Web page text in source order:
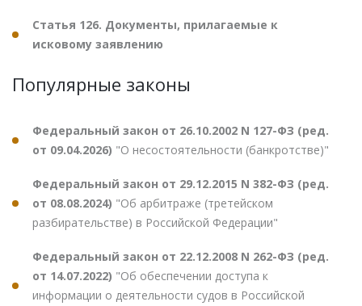
Статья 126. Документы, прилагаемые к
исковому заявлению
Популярные законы
Федеральный закон от 26.10.2002 N 127-ФЗ (ред.
от 09.04.2026) "О несостоятельности (банкротстве)"
Федеральный закон от 29.12.2015 N 382-ФЗ (ред.
от 08.08.2024) "Об арбитраже (третейском
разбирательстве) в Российской Федерации"
Федеральный закон от 22.12.2008 N 262-ФЗ (ред.
от 14.07.2022) "Об обеспечении доступа к
информации о деятельности судов в Российской